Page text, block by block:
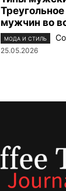
мужчин во
МОДА И СТИЛЬ
25.05.2026